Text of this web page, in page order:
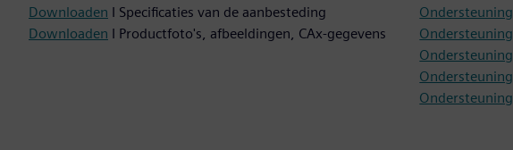
Downloaden I Specificaties van de aanbesteding
Downloaden I Productfoto's, afbeeldingen, CAx-gegevens
Ondersteuning
Ondersteuning
Ondersteuning
Ondersteuning
Ondersteuning